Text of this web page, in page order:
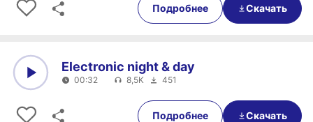
Подробнее Скачать
00:32
Electronic night & day
00:32 8,5K 451
Подробнее Скачать